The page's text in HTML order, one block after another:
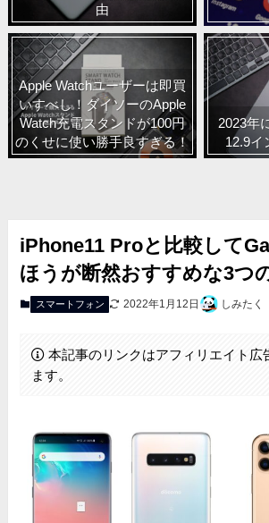
由
Apple Watchユーザーは即買
いすべし！ダイソーのApple
Watch充電スタンドが100円
のくせに使い勝手良すぎる！
2023年
12.9イ
iPhone11 Proと比較して
ほうが断然おすすめな3つ
スマートフォン 2022年1月12日 しみたく
本記事のリンクはアフィリエイト広
ます。